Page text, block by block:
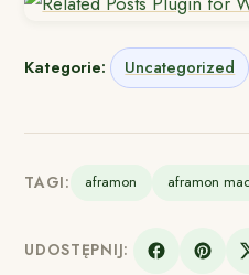
Kategorie: Uncategorized
TAGI: aframon aframon
UDOSTĘPNIJ: